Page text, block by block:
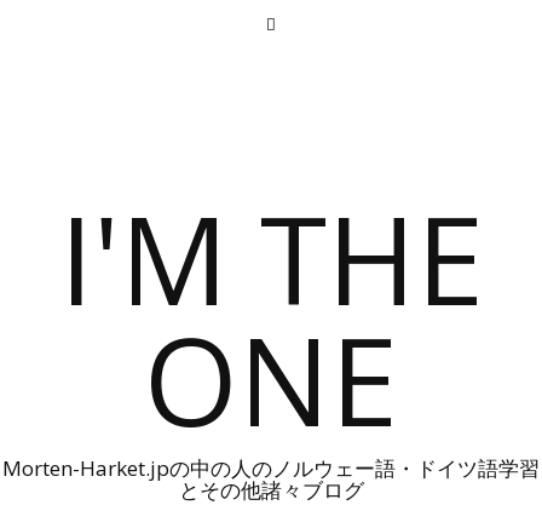
I'M THE
ONE
Morten-Harket.jpの中の人のノルウェー語・ドイツ語学習
とその他諸々ブログ